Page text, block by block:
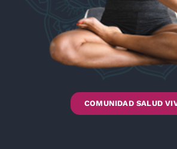
COMUNIDAD SALUD